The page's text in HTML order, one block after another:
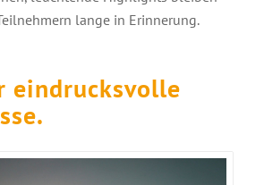
lange in Erinnerung.
eindrucksvolle